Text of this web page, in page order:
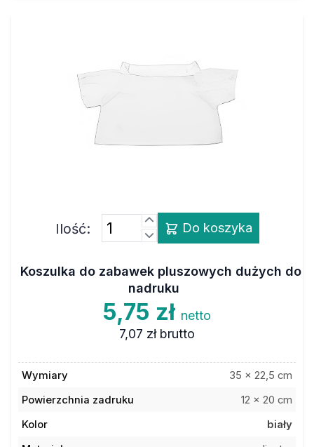
Ilość: Do koszyka
Koszulka do zabawek pluszowych dużych do
nadruku
5,75 zł netto
7,07 zł brutto
Wymiary
35 x 22,5 cm
Powierzchnia zadruku
12 x 20 cm
Kolor
biały